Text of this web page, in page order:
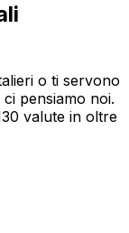
o ti servono
pensiamo noi.
valute in oltre